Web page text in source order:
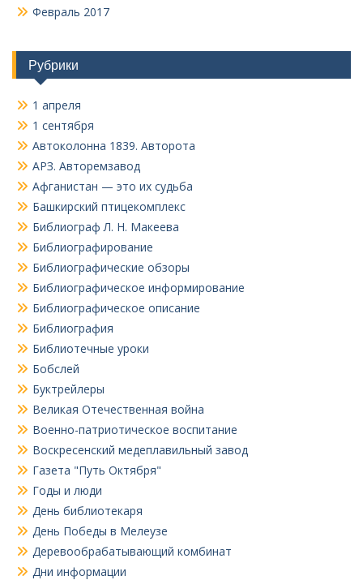
Февраль 2017
Рубрики
1 апреля
1 сентября
Автоколонна 1839. Авторота
АРЗ. Авторемзавод
Афганистан — это их судьба
Башкирский птицекомплекс
Библиограф Л. Н. Макеева
Библиографирование
Библиографические обзоры
Библиографическое информирование
Библиографическое описание
Библиография
Библиотечные уроки
Бобслей
Буктрейлеры
Великая Отечественная война
Военно-патриотическое воспитание
Воскресенский медеплавильный завод
Газета "Путь Октября"
Годы и люди
День библиотекаря
День Победы в Мелеузе
Деревообрабатывающий комбинат
Дни информации